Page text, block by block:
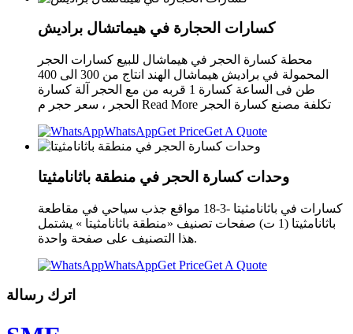
كسارات الحجارة في هيماتشال براديش
محطة كسارة الحجر في هيماشال للبيع كسارات الحجر
المحمولة في براديش هيماشال الهند انتاج من 300 الى 400
طن فى الساعة كسارة 1 قربه من مع الحجر آلة كسارة
الحجر ، سعر حجر م Read More تكلفة مصنع كسارة الحجر
WhatsAppGet PriceGet A Quote
وحدات كسارة الحجر في منطقة باثانامثيتا
كسارات في باثانامثيتا -3-18 مواقع جذب سياحي في مقاطعة
باثانامثيتا (1 ت) صفحات تصنيف «منطقة باثانامثيتا » يشتمل
هذا التصنيف على صفحة واحدة.
WhatsAppGet PriceGet A Quote
اترك رسالة